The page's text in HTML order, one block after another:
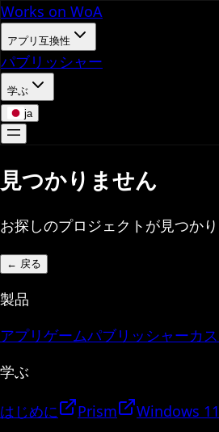
Works on WoA
アプリ互換性
パブリッシャー
学ぶ
ja
見つかりません
お探しのプロジェクトが見つかり
← 戻る
製品
アプリゲームパブリッシャーカ
学ぶ
はじめに Prism Windows 11